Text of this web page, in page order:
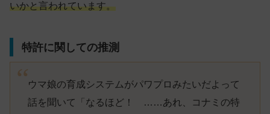
いかと言われています。
特許に関しての推測
ウマ娘の育成システムがパワプロみたいだよって
話を聞いて「なるほど！ ……あれ、コナミの特